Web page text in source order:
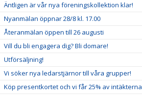
Äntligen är vår nya föreningskollektion klar!
Nyanmälan öppnar 28/8 kl. 17.00
Återanmälan öppen till 26 augusti
Vill du bli engagera dig? Bli domare!
Utförsäljning!
Vi söker nya ledarstjärnor till våra grupper!
Köp presentkortet och vi får 25% av intäkterna